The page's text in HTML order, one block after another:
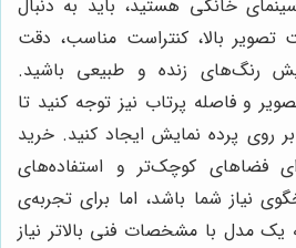
خانگی هستید، باید به دنبال
تصویر بالا، کنتراست مناسب، دقت
رنگ‌های زنده و طبیعی باشید.
و فاصله پرتاب نیز توجه کنید تا
بر روی پرده نمایش ایجاد کنید. خرید
فضاهای کوچک‌تر و استفاده‌های
نیاز شما باشد، اما برای تجربه‌ی
یک مدل با مشخصات فنی بالاتر نیاز